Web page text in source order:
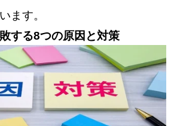
ます。
する8つの原因と対策